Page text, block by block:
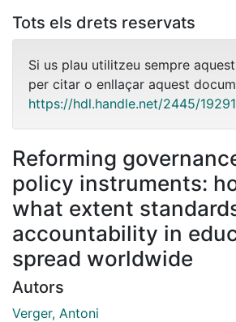
Tots els drets reservats
Si us plau utilitzeu sempre
per citar o enllaçar aquest
https://hdl.handle.net/2445/
Reforming
policy instruments:
what extent
accountability in
spread worldwide
Autors
Verger, Antoni